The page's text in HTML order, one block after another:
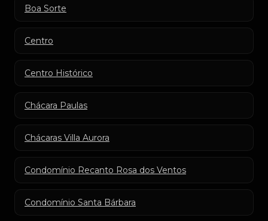
Boa Sorte
Centro
Centro Histórico
Chácara Paulas
Chácaras Villa Aurora
Condomínio Recanto Rosa dos Ventos
Condomínio Santa Bárbara